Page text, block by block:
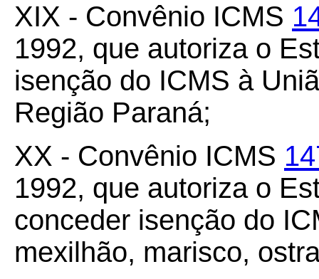
XIX - Convênio ICMS
1992, que autoriza o
isenção do ICMS à
Região Paraná;
XX - Convênio ICMS
1992, que autoriza o
conceder isenção do
mexilhão, marisco,